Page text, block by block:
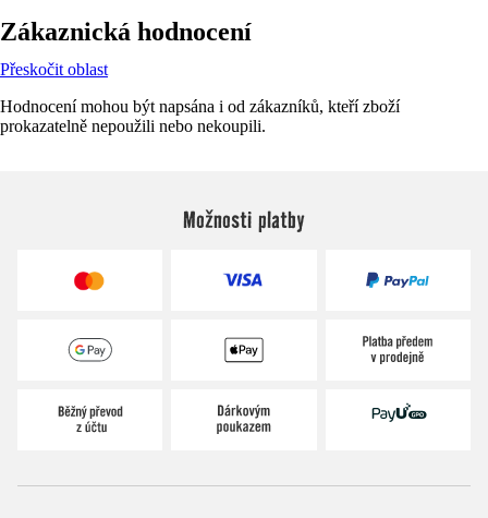
Zákaznická hodnocení
Přeskočit oblast
Hodnocení mohou být napsána i od zákazníků, kteří zboží
prokazatelně nepoužili nebo nekoupili.
Možnosti platby